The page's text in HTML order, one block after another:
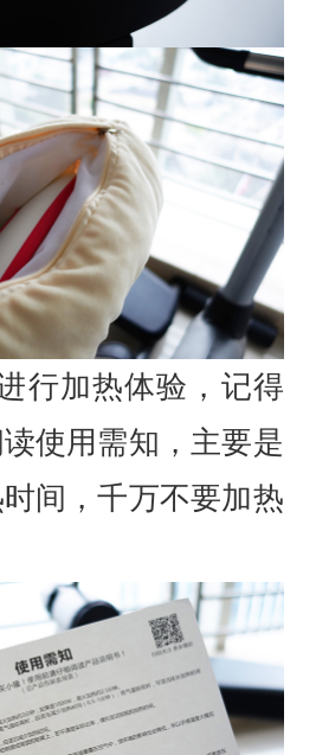
行加热体验，记得
使用需知，主要是
间，千万不要加热